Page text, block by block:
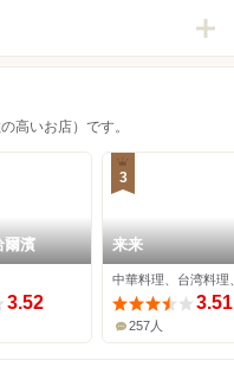
高いお店）です。
爾濱
3.52
3
来来
3.51
257人